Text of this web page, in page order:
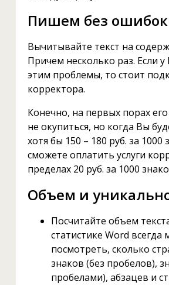
Пишем без ошибок
Вычитывайте текст на
Причем несколько раз. Если у
этим проблемы, то стоит
корректора.
Конечно, на первых порах его
не окупиться, но когда Вы
хотя бы 150 – 180 руб. за 1000
сможете оплатить услуги
пределах 20 руб. за 1000
Объем и
Посчитайте объем
статистике Word всегда
посмотреть, сколько
знаков (без пробелов),
пробелами), абзацев и